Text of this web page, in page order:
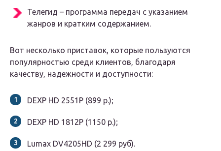
Телегид – программа передач с указанием
жанров и кратким содержанием.
Вот несколько приставок, которые пользуются
популярностью среди клиентов, благодаря
качеству, надежности и доступности:
DEXP HD 2551P (899 р.);
DEXP HD 1812P (1150 р.);
Lumax DV4205HD (2 299 руб).